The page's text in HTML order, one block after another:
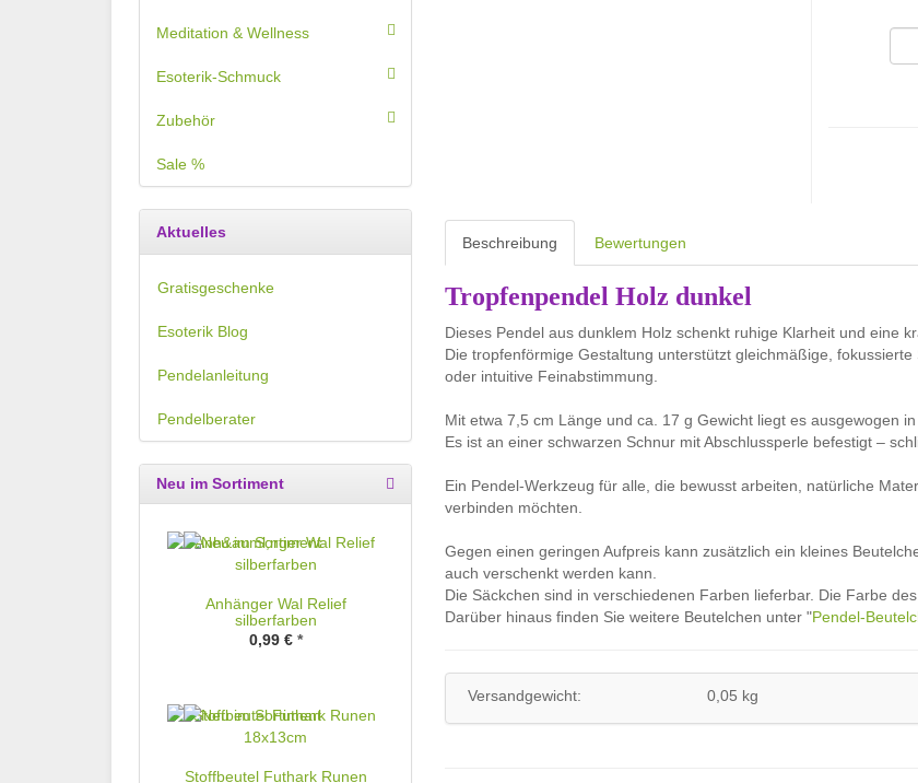
Beschreibung Bewertungen
Tropfenpendel Holz dunkel
Dieses Pendel aus dunklem Holz schenkt ruhige Klarheit und eine
Die tropfenförmige Gestaltung unterstützt gleichmäßige,
oder intuitive Feinabstimmung.
Mit etwa 7,5 cm Länge und ca. 17 g Gewicht liegt es ausgewogen in
Es ist an einer schwarzen Schnur mit Abschlussperle befestigt –
Ein Pendel-Werkzeug für alle, die bewusst arbeiten, natürliche
verbinden möchten.
Gegen einen geringen Aufpreis kann zusätzlich ein kleines
auch verschenkt werden kann.
Die Säckchen sind in verschiedenen Farben lieferbar. Die Farbe
Darüber hinaus finden Sie weitere Beutelchen unter "Pendel-
Versandgewicht: 0,05 kg
Meditation & Wellness
Esoterik-Schmuck
Zubehör
Sale %
Aktuelles
Gratisgeschenke
Esoterik Blog
Pendelanleitung
Pendelberater
Neu im Sortiment
Anhänger Wal Relief
silberfarben
0,99 € *
Stoffbeutel Futhark Runen